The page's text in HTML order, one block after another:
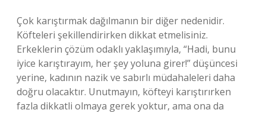
Çok karıştırmak dağılmanın bir diğer nedenidir.
Köfteleri şekillendirirken dikkat etmelisiniz.
Erkeklerin çözüm odaklı yaklaşımıyla, “Hadi, bunu
iyice karıştırayım, her şey yoluna girer!” düşüncesi
yerine, kadının nazik ve sabırlı müdahaleleri daha
doğru olacaktır. Unutmayın, köfteyi karıştırırken
fazla dikkatli olmaya gerek yoktur, ama ona da